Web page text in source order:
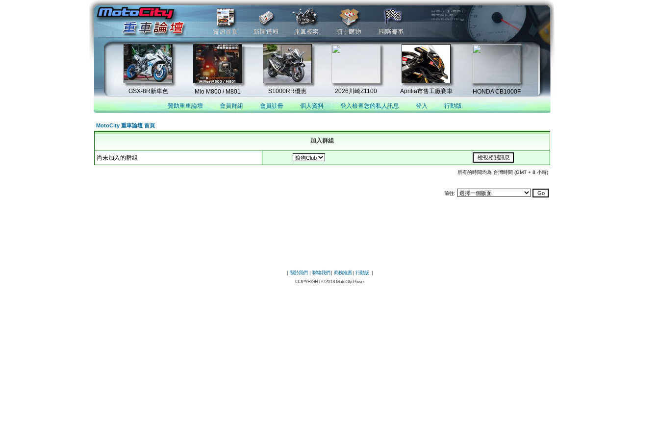
贊助重車論壇 會員群組 會員註冊 個人資料 登入檢查您的私人訊息 登入 行動版
MotoCity 重車論壇 首頁
加入群組
尚未加入的群組
所有的時間均為 台灣時間 (GMT + 8 小時)
前往:
| 關於我們| 聯絡我們| 商務推廣| 行動版|
COPYRIGHT © 2013 MotoCity Power